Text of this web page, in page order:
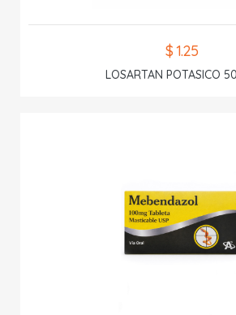
$ 1.25
LOSARTAN POTASICO